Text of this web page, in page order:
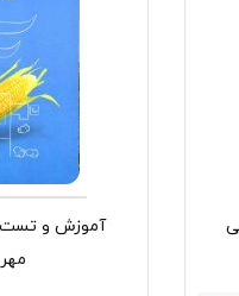
آموزش و تست